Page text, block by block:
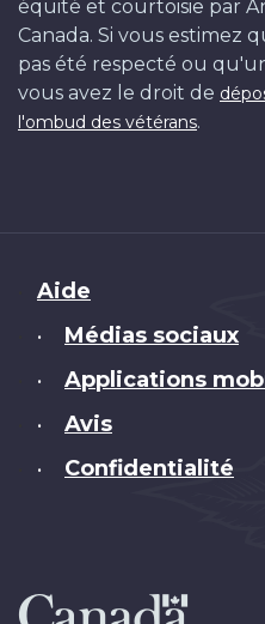
équité et courtoisie par
Canada. Si vous estimez
pas été respecté ou
vous avez le droit de
l'ombud des vétérans.
Brand
Aide
• Médias sociaux
• Applications
• Avis
• Confidentialité